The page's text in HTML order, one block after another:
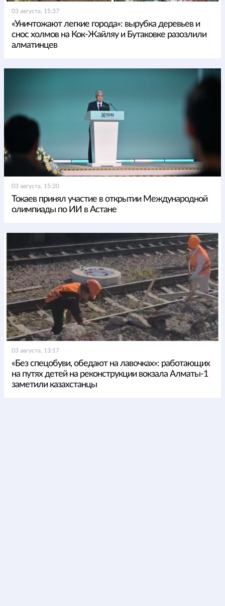
03 августа, 15:37
«Уничтожают легкие города»: вырубка деревьев и
снос холмов на Кок-Жайляу и Бутаковке разозлили
алматинцев
03 августа, 15:20
Токаев принял участие в открытии Международной
олимпиады по ИИ в Астане
03 августа, 13:17
«Без спецобуви, обедают на лавочках»: работающих
на путях детей на реконструкции вокзала Алматы-1
заметили казахстанцы